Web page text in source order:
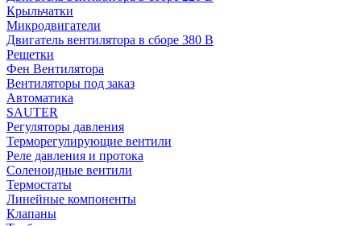
Крыльчатки
Микродвигатели
Двигатель вентилятора в сборе 380 В
Решетки
Фен Вентилятора
Вентиляторы под заказ
Автоматика
SAUTER
Регуляторы давления
Терморегулирующие вентили
Реле давления и протока
Соленоидные вентили
Термостаты
Линейные компоненты
Клапаны